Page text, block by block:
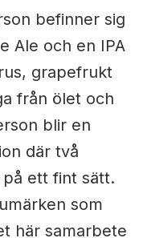
befinner sig
Ale och en IPA
grapefrukt
från ölet och
blir en
där två
ett fint sätt.
som
här samarbete